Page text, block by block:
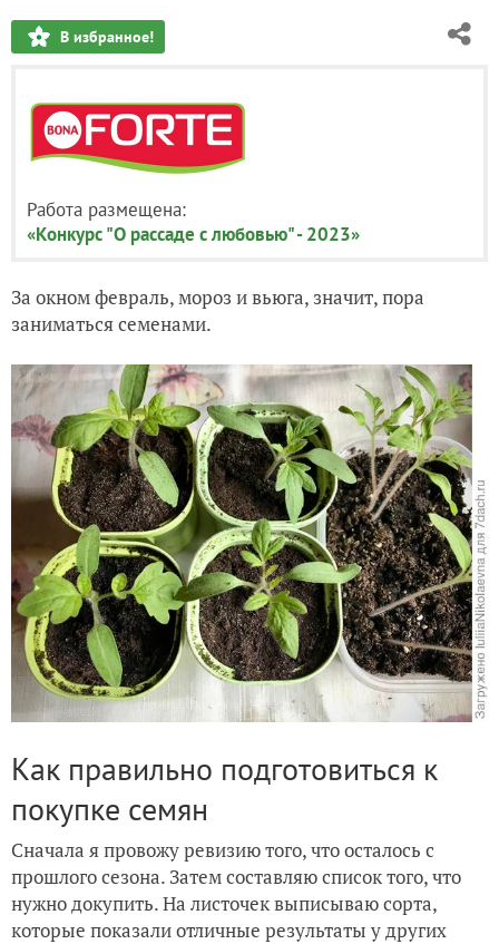
В избранное!
Работа размещена:
«Конкурс "О рассаде с любовью" - 2023»
За окном февраль, мороз и вьюга, значит, пора
заниматься семенами.
Как правильно подготовиться к
покупке семян
Сначала я провожу ревизию того, что осталось с
прошлого сезона. Затем составляю список того, что
нужно докупить. На листочек выписываю сорта,
которые показали отличные результаты у других